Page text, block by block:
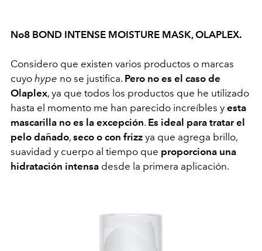
No8 BOND INTENSE MOISTURE MASK,OLAPLEX.
Considero que existen varios productos o marcas
cuyo hype no se justifica. Pero no es el caso de
Olaplex, ya que todos los productos que he utilizado
hasta el momento me han parecido increíbles y esta
mascarilla no es la excepción. Es ideal para tratar el
pelo dañado, seco o con frizz ya que agrega brillo,
suavidad y cuerpo al tiempo que proporciona una
hidratación intensa desde la primera aplicación.